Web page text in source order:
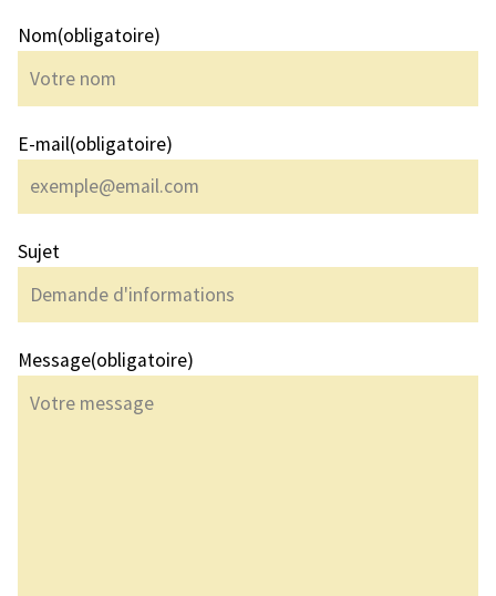
Nom(obligatoire)
E-mail(obligatoire)
Sujet
Message(obligatoire)